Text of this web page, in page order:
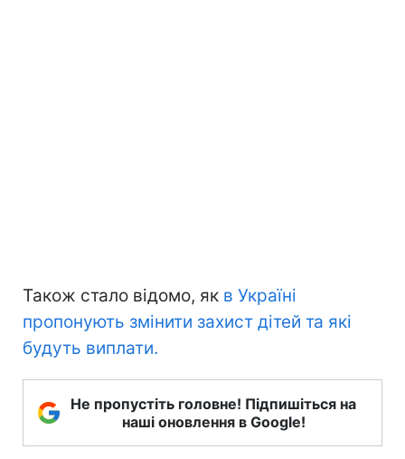
Також стало відомо, як в Україні
пропонують змінити захист дітей та які
будуть виплати.
Не пропустіть головне! Підпишіться на
наші оновлення в Google!